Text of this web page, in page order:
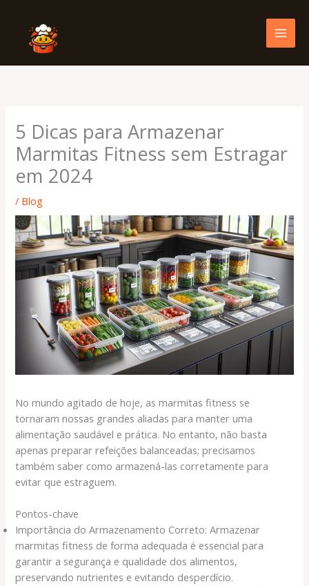
content
5 Dicas para Armazenar
Marmitas Fitness sem Estragar
em 2024
/ Blog
No mundo agitado de hoje, as marmitas fitness se
tornaram nossas grandes aliadas para manter uma
alimentação saudável e prática. No entanto, não basta
apenas preparar refeições balanceadas; precisamos
também saber como armazená-las corretamente para
evitar que estraguem.
Pontos-chave
Importância do Armazenamento Correto: Armazenar
marmitas fitness de forma adequada é essencial para
garantir a segurança e qualidade dos alimentos,
preservando nutrientes e evitando desperdício.